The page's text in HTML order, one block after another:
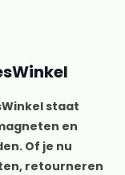
staat
en
Of je nu
retourneren